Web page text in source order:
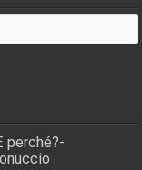
perché?-